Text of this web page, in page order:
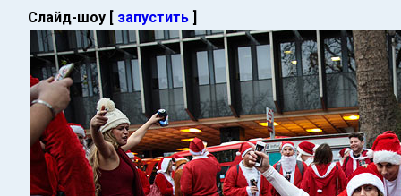
Слайд-шоу [ запустить ]